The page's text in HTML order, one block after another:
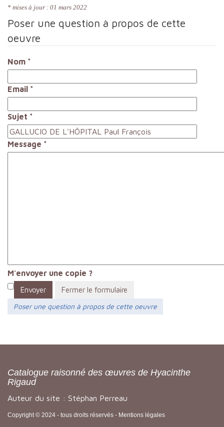
* mises à jour : 01 mars 2022
Poser une question à propos de cette
oeuvre
Nom *
Email *
Sujet *
Message *
M'envoyer une copie ?
Envoyer
Fermer le formulaire
Poser une question à propos de cette oeuvre
Catalogue raisonné des œuvres de Hyacinthe
Rigaud
Auteur du site : Stéphan Perreau
Copyright © 2024 - tous droits réservés - Mentions légales